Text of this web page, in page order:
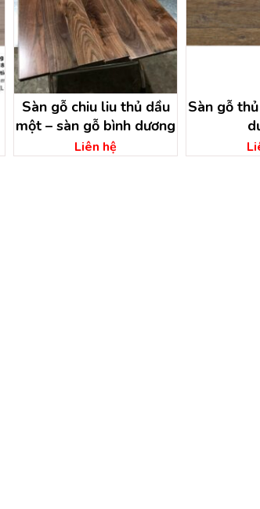
Sàn gỗ chiu liu thủ dầu
một – sàn gỗ bình dương
Liên hệ
Sàn gỗ